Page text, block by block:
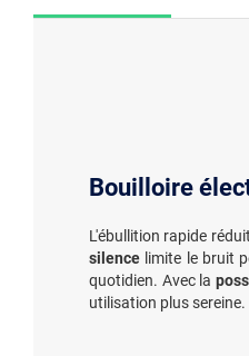
Bouilloire
L'ébullition rapide
silence limite le bruit
quotidien. Avec la
utilisation plus sereine.